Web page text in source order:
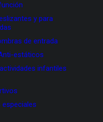
y para
de entrada
estáticos
infantiles